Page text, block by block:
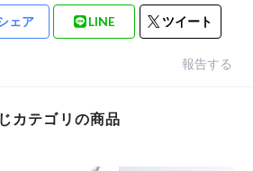
ェア LINE ツイート
報告する
カテゴリの商品